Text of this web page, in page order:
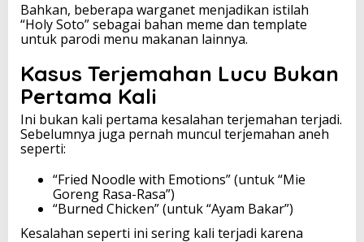
Bahkan, beberapa warganet menjadikan istilah
“Holy Soto” sebagai bahan meme dan template
untuk parodi menu makanan lainnya.
Kasus Terjemahan Lucu Bukan
Pertama Kali
Ini bukan kali pertama kesalahan terjemahan terjadi.
Sebelumnya juga pernah muncul terjemahan aneh
seperti:
“Fried Noodle with Emotions” (untuk “Mie
Goreng Rasa-Rasa”)
“Burned Chicken” (untuk “Ayam Bakar”)
Kesalahan seperti ini sering kali terjadi karena